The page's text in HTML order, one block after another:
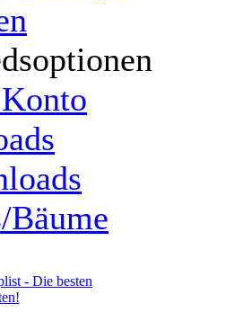
Bäume